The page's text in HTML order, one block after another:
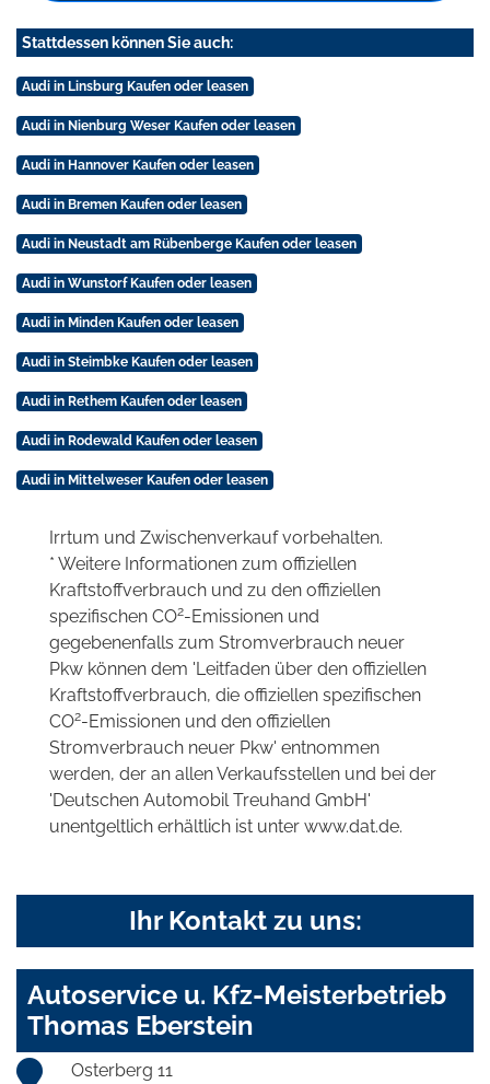
Stattdessen können Sie auch:
Audi in Linsburg Kaufen oder leasen
Audi in Nienburg Weser Kaufen oder leasen
Audi in Hannover Kaufen oder leasen
Audi in Bremen Kaufen oder leasen
Audi in Neustadt am Rübenberge Kaufen oder leasen
Audi in Wunstorf Kaufen oder leasen
Audi in Minden Kaufen oder leasen
Audi in Steimbke Kaufen oder leasen
Audi in Rethem Kaufen oder leasen
Audi in Rodewald Kaufen oder leasen
Audi in Mittelweser Kaufen oder leasen
Irrtum und Zwischenverkauf vorbehalten.
* Weitere Informationen zum offiziellen
Kraftstoffverbrauch und zu den offiziellen
spezifischen CO2-Emissionen und
gegebenenfalls zum Stromverbrauch neuer
Pkw können dem 'Leitfaden über den offiziellen
Kraftstoffverbrauch, die offiziellen spezifischen
CO2-Emissionen und den offiziellen
Stromverbrauch neuer Pkw' entnommen
werden, der an allen Verkaufsstellen und bei der
'Deutschen Automobil Treuhand GmbH'
unentgeltlich erhältlich ist unter www.dat.de.
Ihr Kontakt zu uns:
Autoservice u. Kfz-Meisterbetrieb
Thomas Eberstein
Osterberg 11